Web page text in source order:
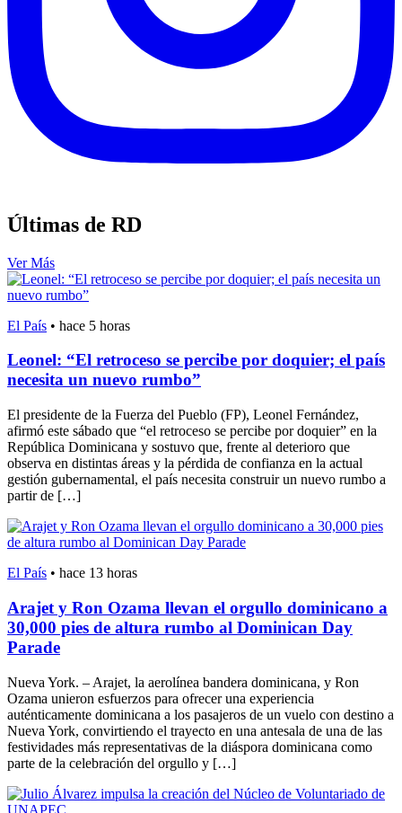
Últimas de RD
Ver Más
El País • hace 5 horas
Leonel: “El retroceso se percibe por doquier; el país
necesita un nuevo rumbo”
El presidente de la Fuerza del Pueblo (FP), Leonel Fernández,
afirmó este sábado que “el retroceso se percibe por doquier” en la
República Dominicana y sostuvo que, frente al deterioro que
observa en distintas áreas y la pérdida de confianza en la actual
gestión gubernamental, el país necesita construir un nuevo rumbo a
partir de […]
El País • hace 13 horas
Arajet y Ron Ozama llevan el orgullo dominicano a
30,000 pies de altura rumbo al Dominican Day
Parade
Nueva York. – Arajet, la aerolínea bandera dominicana, y Ron
Ozama unieron esfuerzos para ofrecer una experiencia
auténticamente dominicana a los pasajeros de un vuelo con destino a
Nueva York, convirtiendo el trayecto en una antesala de una de las
festividades más representativas de la diáspora dominicana como
parte de la celebración del orgullo y […]